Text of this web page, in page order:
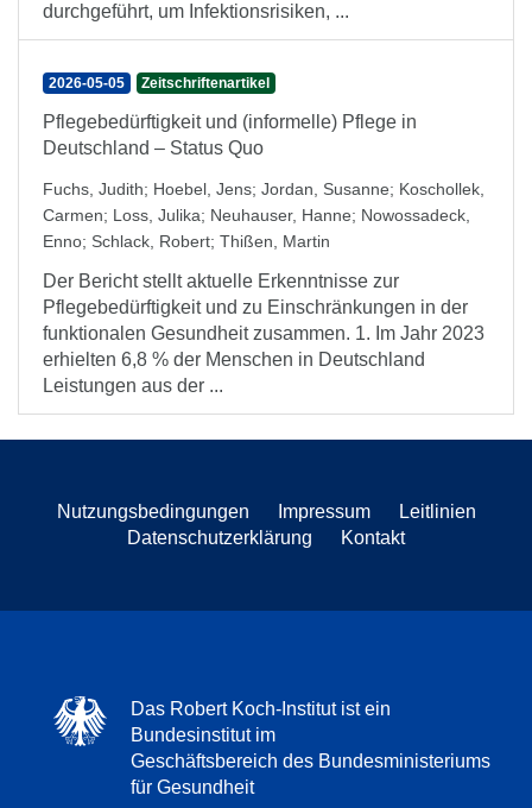
durchgeführt, um Infektionsrisiken, ...
2026-05-05 Zeitschriftenartikel
Pflegebedürftigkeit und (informelle) Pflege in
Deutschland – Status Quo
Fuchs, Judith; Hoebel, Jens; Jordan, Susanne; Koschollek,
Carmen; Loss, Julika; Neuhauser, Hanne; Nowossadeck,
Enno; Schlack, Robert; Thißen, Martin
Der Bericht stellt aktuelle Erkenntnisse zur
Pflegebedürftigkeit und zu Einschränkungen in der
funktionalen Gesundheit zusammen. 1. Im Jahr 2023
erhielten 6,8 % der Menschen in Deutschland
Leistungen aus der ...
Nutzungsbedingungen Impressum
Leitlinien
Datenschutzerklärung
Kontakt
Das Robert Koch-Institut ist ein
Bundesinstitut im
Geschäftsbereich des Bundesministeriums
für Gesundheit